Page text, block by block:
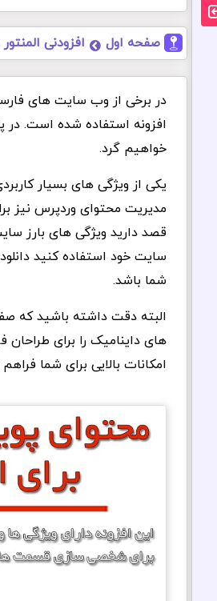
صفحه اول افزودنی المنتور
در برخی از وب سایت های
خواهیم گرد.
یکی از ویژگی های بسیار
مدیریت محتوای وردپرس نیز
قصد دارید ویژگی های بارز
سایت خود استفاده کنید
شما باشد.
البته دقت داشته باشید که
های داینامیک را برای طراحان
امکانات بالایی برای شما